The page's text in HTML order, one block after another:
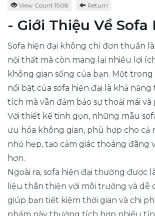
View Count 1908 Return
- Giới Thiệu Về Sofa
Sofa hiện đại không chỉ đơn thuần
nội thất mà còn mang lại nhiều lợi
không gian sống của bạn. Một
nổi bật của sofa hiện đại là khả
tích mà vẫn đảm bảo sự thoải mái và
Với thiết kế tinh gọn, những mẫu
ưu hóa không gian, phù hợp cho cả
nhỏ hẹp, tạo cảm giác thoáng đãng
hơn.
Ngoài ra, sofa hiện đại thường được
liệu thân thiện với môi trường và dễ
giúp bạn tiết kiệm thời gian và chi